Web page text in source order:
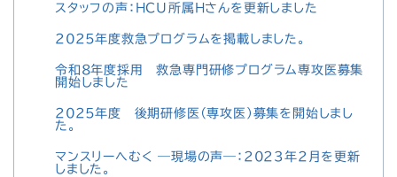
スタッフの声：HCU所属Hさんを更新しました
2025年度救急プログラムを掲載しました。
令和8年度採用 救急専門研修プログラム専攻医募集
開始しました
2025年度 後期研修医（専攻医）募集を開始しまし
た。
マンスリーへむく ―現場の声―：2023年2月を更新
しました。